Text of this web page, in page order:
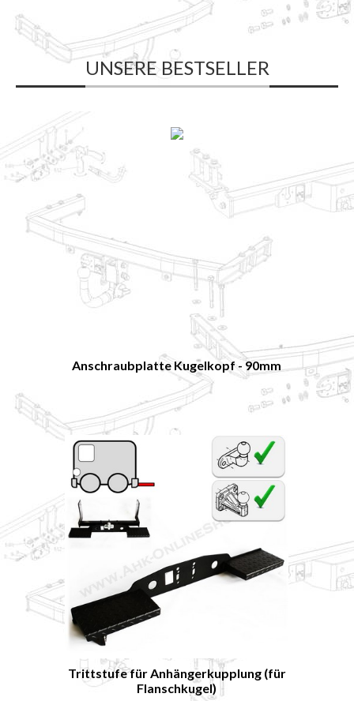
UNSERE BESTSELLER
Anschraubplatte Kugelkopf - 90mm
Trittstufe für Anhängerkupplung (für
Flanschkugel)